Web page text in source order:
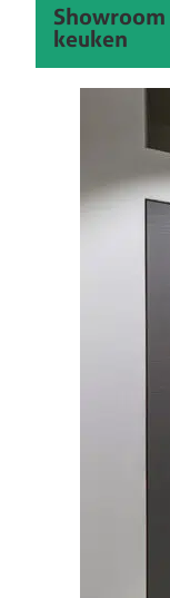
Showroom
keuken